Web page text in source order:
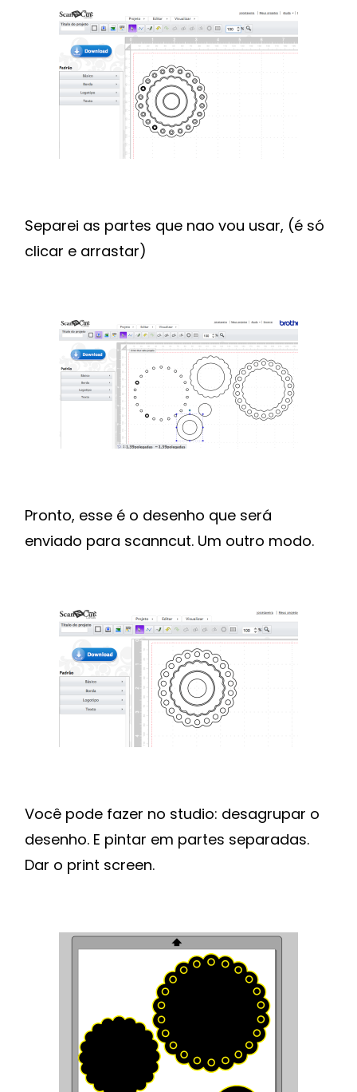
Separei as partes que nao vou usar, (é só
clicar e arrastar)
Pronto, esse é o desenho que será
enviado para scanncut. Um outro modo.
Você pode fazer no studio: desagrupar o
desenho. E pintar em partes separadas.
Dar o print screen.